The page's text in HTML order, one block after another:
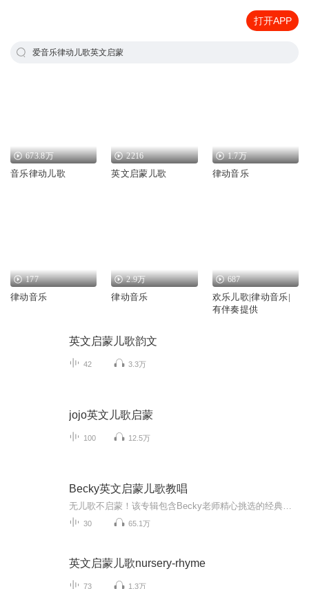
打开APP
爱音乐律动儿歌英文启蒙
673.8万
音乐律动儿歌
2216
英文启蒙儿歌
1.7万
律动音乐
177
律动音乐
2.9万
律动音乐
687
欢乐儿歌|律动音乐|
有伴奏提供
英文启蒙儿歌韵文
42 3.3万
jojo英文儿歌启蒙
100 12.5万
Becky英文启蒙儿歌教唱
30 65.1万
英文启蒙儿歌nursery-rhyme
73 1.3万